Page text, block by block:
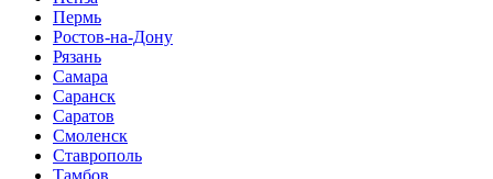
Пермь
Ростов-на-Дону
Рязань
Самара
Саранск
Саратов
Смоленск
Ставрополь